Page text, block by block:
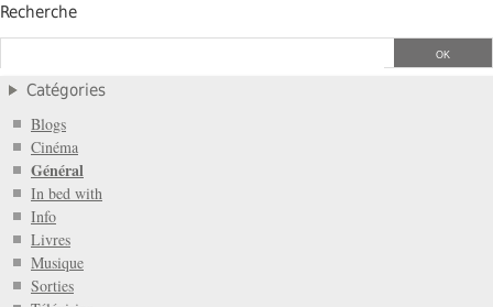
Recherche
Catégories
Blogs
Cinéma
Général
In bed with
Info
Livres
Musique
Sorties